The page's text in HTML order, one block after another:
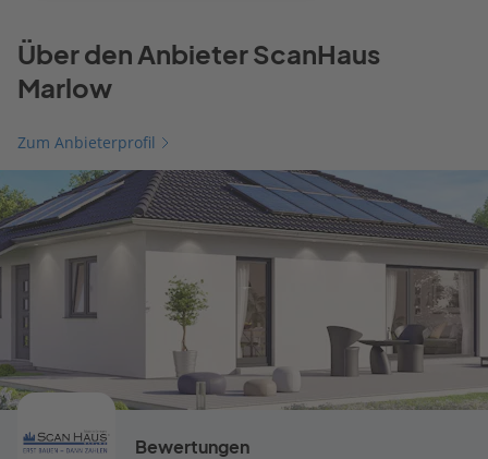
Über den Anbieter ScanHaus
Marlow
Zum Anbieterprofil
Bewertungen